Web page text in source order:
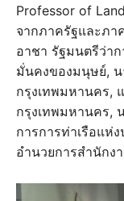
Professor of
จากภาครัฐและภา
อาชา รัฐมนตรีว่า
มั่นคงของมนุษย์,
กรุงเทพมหานคร,
กรุงเทพมหานคร,
การการท่าเรือแห่
อำนวยการสำนักง